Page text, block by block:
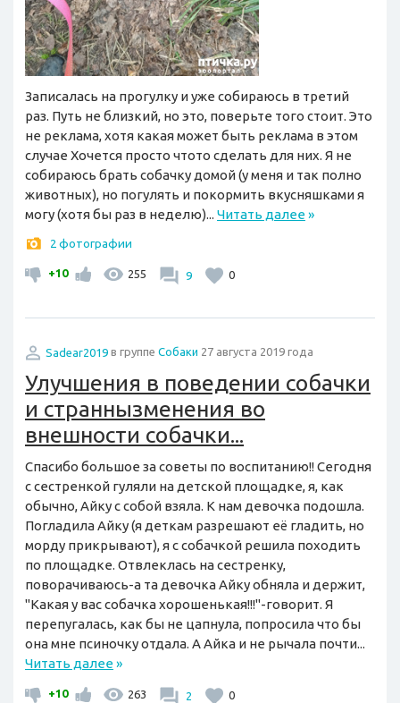
Записалась на прогулку и уже собираюсь в третий
раз. Путь не близкий, но это, поверьте того стоит. Это
не реклама, хотя какая может быть реклама в этом
случае Хочется просто чтото сделать для них. Я не
собираюсь брать собачку домой (у меня и так полно
животных), но погулять и покормить вкусняшками я
могу (хотя бы раз в неделю)... Читать далее»
2 фотографии
+10 255 9 0
Sadear2019 в группе Собаки 27 августа 2019 года
Улучшения в поведении собачки
и страннызменения во
внешности собачки...
Спасибо большое за советы по воспитанию!! Сегодня
с сестренкой гуляли на детской площадке, я, как
обычно, Айку с собой взяла. К нам девочка подошла.
Погладила Айку (я деткам разрешают её гладить, но
морду прикрывают), я с собачкой решила походить
по площадке. Отвлеклась на сестренку,
поворачиваюсь-а та девочка Айку обняла и держит,
"Какая у вас собачка хорошенькая!!!"-говорит. Я
перепугалась, как бы не цапнула, попросила что бы
она мне псиночку отдала. А Айка и не рычала почти...
Читать далее»
+10 263 2 0